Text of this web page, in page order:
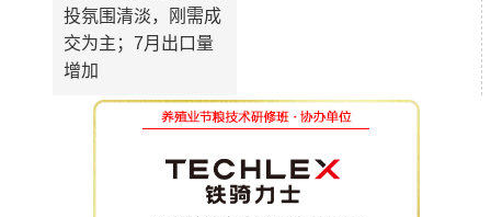
投氛围清淡，刚需成
交为主；7月出口量
增加